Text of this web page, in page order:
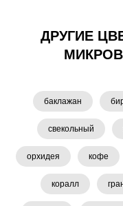
ДРУГИЕ
баклажан
свекольный
орхидея кофе
коралл